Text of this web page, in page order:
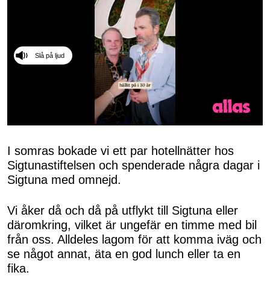
of
50
seconds
Slå på ljud
I somras bokade vi ett par hotellnätter hos
Sigtunastiftelsen och spenderade några dagar i
Sigtuna med omnejd.
Vi åker då och då på utflykt till Sigtuna eller
däromkring, vilket är ungefär en timme med bil
från oss. Alldeles lagom för att komma iväg och
se något annat, äta en god lunch eller ta en
fika.